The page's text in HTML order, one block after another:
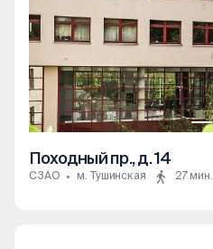
Походный пр., д. 14
СЗАО м. Тушинская 27 мин.